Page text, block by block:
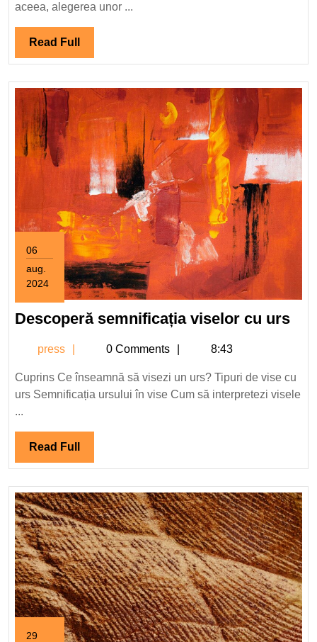
bebeluși?
aceea, alegerea unor ...
Read Full
Full
06
aug.
2024
august
2024
Descoperă semnificația viselor cu urs
cu
urs
press press0 Comments 8:43
Cuprins Ce înseamnă să visezi un urs? Tipuri de vise cu
urs Semnificația ursului în vise Cum să interpretezi visele
...
Read Full Read
Full
29